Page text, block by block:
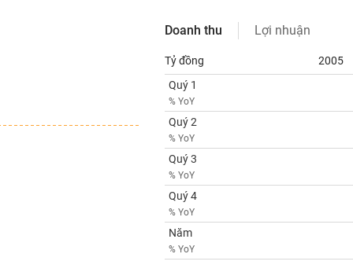
Doanh thu Lợi nhuận
Tỷ đồng
2005
Quý 1
% YoY
Quý 2
% YoY
Quý 3
% YoY
Quý 4
% YoY
Năm
% YoY